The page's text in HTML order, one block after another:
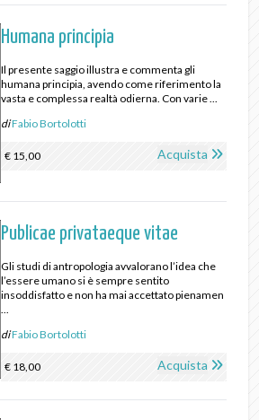
Humana principia
Il presente saggio illustra e commenta gli
humana principia, avendo come riferimento la
vasta e complessa realtà odierna. Con varie ...
diFabio Bortolotti
€ 15,00 Acquista
Publicae privataeque vitae
Gli studi di antropologia avvalorano l’idea che
l’essere umano si è sempre sentito
insoddisfatto e non ha mai accettato pienamen
diFabio Bortolotti
€ 18,00 Acquista